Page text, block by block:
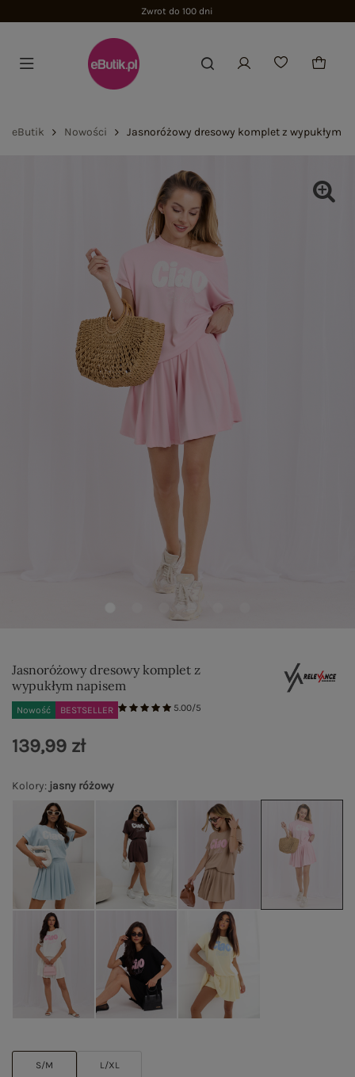
Zwrot do 100 dni
eButik Nowości Jasnoróżowy dresowy komplet z wypukłym
Jasnoróżowy dresowy komplet z
wypukłym napisem
Nowość BESTSELLER 5.00/5
Kolory: jasny różowy
S/M L/XL
139,99 zł